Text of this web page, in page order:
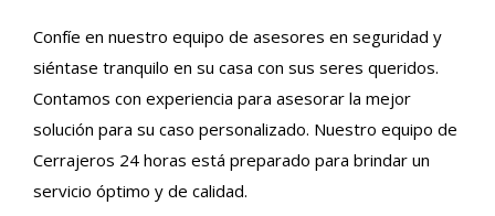
Confíe en nuestro equipo de asesores en seguridad y
siéntase tranquilo en su casa con sus seres queridos.
Contamos con experiencia para asesorar la mejor
solución para su caso personalizado. Nuestro equipo de
Cerrajeros 24 horas está preparado para brindar un
servicio óptimo y de calidad.